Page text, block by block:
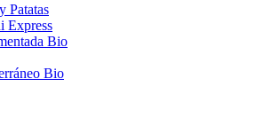
Patatas
Express
Bio
Bio